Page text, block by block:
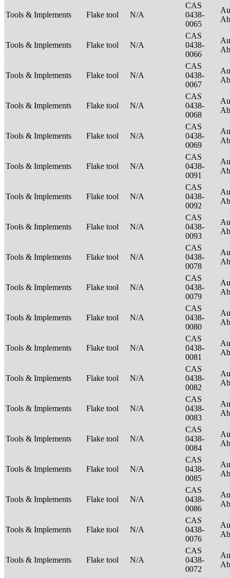
Tools & Implements Flake tool N/A
CAS
0438-
0065
Tools & Implements Flake tool N/A
CAS
0438-
0066
Tools & Implements Flake tool N/A
CAS
0438-
0067
Tools & Implements Flake tool N/A
CAS
0438-
0068
Tools & Implements Flake tool N/A
CAS
0438-
0069
Tools & Implements Flake tool N/A
CAS
0438-
0091
Tools & Implements Flake tool N/A
CAS
0438-
0092
Tools & Implements Flake tool N/A
CAS
0438-
0093
Tools & Implements Flake tool N/A
CAS
0438-
0078
Tools & Implements Flake tool N/A
CAS
0438-
0079
Tools & Implements Flake tool N/A
CAS
0438-
0080
Tools & Implements Flake tool N/A
CAS
0438-
0081
Tools & Implements Flake tool N/A
CAS
0438-
0082
Tools & Implements Flake tool N/A
CAS
0438-
0083
Tools & Implements Flake tool N/A
CAS
0438-
0084
Tools & Implements Flake tool N/A
CAS
0438-
0085
Tools & Implements Flake tool N/A
CAS
0438-
0086
Tools & Implements Flake tool N/A
CAS
0438-
0076
Tools & Implements Flake tool N/A
CAS
0438-
0072